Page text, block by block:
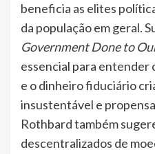
beneficia as elites
da população em geral.
Government Done to
essencial para entender
e o dinheiro fiduciário
insustentável e
Rothbard também
descentralizados de